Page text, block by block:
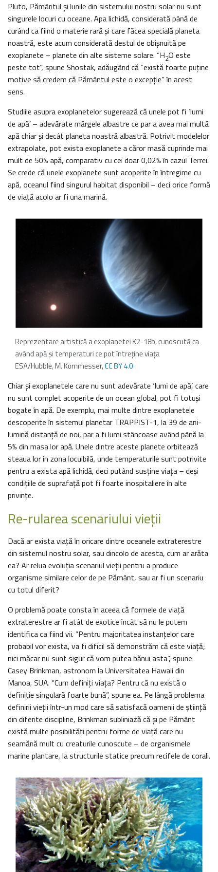
Pluto, Pământul și lunile din sistemului nostru solar nu sunt
singurele locuri cu oceane. Apa lichidă, considerată până de
curând ca fiind o materie rară şi care făcea specială planeta
noastră, este acum considerată destul de obișnuită pe
exoplanete – planete din alte sisteme solare. “H2O este
peste tot”, spune Shostak, adăugând că “există foarte puține
motive să credem că Pământul este o excepție” în acest
sens.
Studiile asupra exoplanetelor sugerează că unele pot fi ‘lumi
de apă’ – adevărate mărgele albastre ce par a avea mai multă
apă chiar şi decât planeta noastră albastră. Potrivit modelelor
extrapolate, pot exista exoplanete a căror masă cuprinde mai
mult de 50% apă, comparativ cu cei doar 0,02% în cazul Terrei.
Se crede că unele exoplanete sunt acoperite în întregime cu
apă, oceanul fiind singurul habitat disponibil – deci orice formă
de viață acolo ar fi una marină.
Reprezentare artistică a exoplanetei K2-18b, cunoscută ca
având apă şi temperaturi ce pot întreţine viaţa
ESA/Hubble, M. Kornmesser,CC BY 4.0
Chiar și exoplanetele care nu sunt adevărate ‘lumi de apă’, care
nu sunt complet acoperite de un ocean global, pot fi totuşi
bogate în apă. De exemplu, mai multe dintre exoplanetele
descoperite în sistemul planetar TRAPPIST-1, la 39 de ani-
lumină distanță de noi, par a fi lumi stâncoase având până la
5% din masa lor apă. Unele dintre aceste planete orbitează
steaua lor în zona locuibilă, unde temperaturile sunt potrivite
pentru a exista apă lichidă, deci putând susține viața – deși
condițiile de suprafață pot fi foarte inospitaliere în alte
privinţe.
Re-rularea scenariului vieţii
Dacă ar exista viață în oricare dintre oceanele extraterestre
din sistemul nostru solar, sau dincolo de acesta, cum ar arăta
ea? Ar relua evoluţia scenariul vieții pentru a produce
organisme similare celor de pe Pământ, sau ar fi un scenariu
cu totul diferit?
O problemă poate consta în aceea că formele de viață
extraterestre ar fi atât de exotice încât să nu le putem
identifica ca fiind vii. “Pentru majoritatea instanţelor care
probabil vor exista, va fi dificil să demonstrăm că este viață;
nici măcar nu sunt sigur că vom putea bănui asta”, spune
Casey Brinkman, astronom la Universitatea Hawaii din
Manoa, SUA. “Cum definiți viața? Pentru că nu există o
definiție singulară foarte bună”, spune ea. Pe lângă problema
definirii vieții într-un mod care să satisfacă oamenii de știință
din diferite discipline, Brinkman subliniază că și pe Pământ
există multe posibilități pentru forme de viață care nu
seamănă mult cu creaturile cunoscute – de organismele
marine plantare, la structurile statice precum recifele de corali.